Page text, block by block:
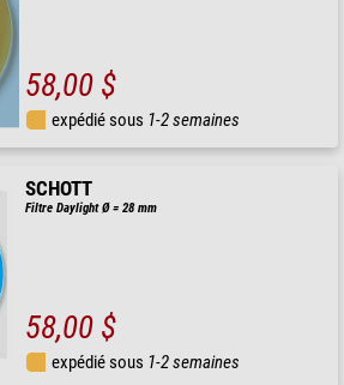
58,00 $
expédié sous 1-2 semaines
SCHOTT
Filtre Daylight Ø = 28 mm
58,00 $
expédié sous 1-2 semaines